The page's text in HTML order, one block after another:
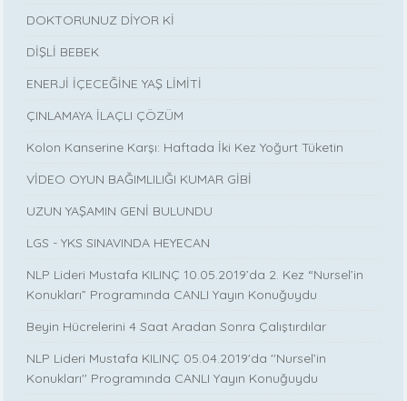
DOKTORUNUZ DİYOR Kİ
DİŞLİ BEBEK
ENERJİ İÇECEĞİNE YAŞ LİMİTİ
ÇINLAMAYA İLAÇLI ÇÖZÜM
Kolon Kanserine Karşı: Haftada İki Kez Yoğurt Tüketin
VİDEO OYUN BAĞIMLILIĞI KUMAR GİBİ
UZUN YAŞAMIN GENİ BULUNDU
LGS - YKS SINAVINDA HEYECAN
NLP Lideri Mustafa KILINÇ 10.05.2019’da 2. Kez “Nursel’in
Konukları” Programında CANLI Yayın Konuğuydu
Beyin Hücrelerini 4 Saat Aradan Sonra Çalıştırdılar
NLP Lideri Mustafa KILINÇ 05.04.2019'da ''Nursel’in
Konukları'' Programında CANLI Yayın Konuğuydu